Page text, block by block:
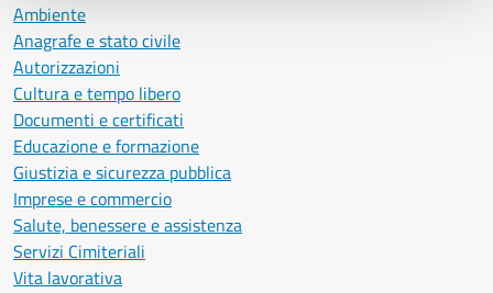
Ambiente
Anagrafe e stato civile
Autorizzazioni
Cultura e tempo libero
Documenti e certificati
Educazione e formazione
Giustizia e sicurezza pubblica
Imprese e commercio
Salute, benessere e assistenza
Servizi Cimiteriali
Vita lavorativa